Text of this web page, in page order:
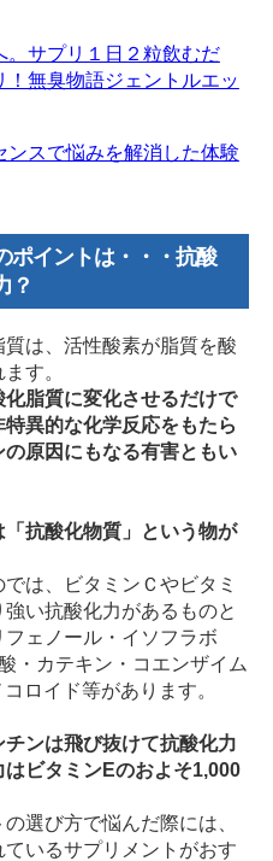
。サプリ１日２粒飲むだ
無臭物語ジェントルエッ
スで悩みを解消した体験
ポイントは・・・抗酸
？
は、活性酸素が脂質を酸
す。
脂質に変化させるだけで
異的な化学反応をもたら
原因にもなる有害ともい
抗酸化物質」という物が
は、ビタミンＣやビタミ
い抗酸化力があるものと
ェノール・イソフラボ
・カテキン・コエンザイム
ロイド等があります。
チンは飛び抜けて抗酸化力
ビタミンEのおよそ1,000
選び方で悩んだ際には、
いるサプリメントがおす